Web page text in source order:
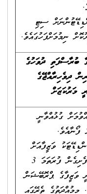
ސިޓި
ނިމުމަށްފަހުގައެވެ.
އޮކްޓޫބަރު 2014 ވާ ބުރާސްފަތި ދުވަހުގެ
ގެ ކުރިން ދިވެހިރާއްޖޭގެ
މަރުކަޒަށް
ގުޅުއްވާނީ
ވަޒީފާއަށް
ނުކުންނަ ތާރީޚުން ފެށިގެން ފުރަތަމަ 3
ވަޒީފާގެ ޕްރޮބޭޝަން
މިމުއްދަތުގެ ތެރޭގައި